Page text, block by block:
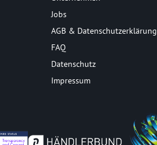
Jobs
AGB & Datenschutzerklärung
FAQ
Datenschutz
Impressum